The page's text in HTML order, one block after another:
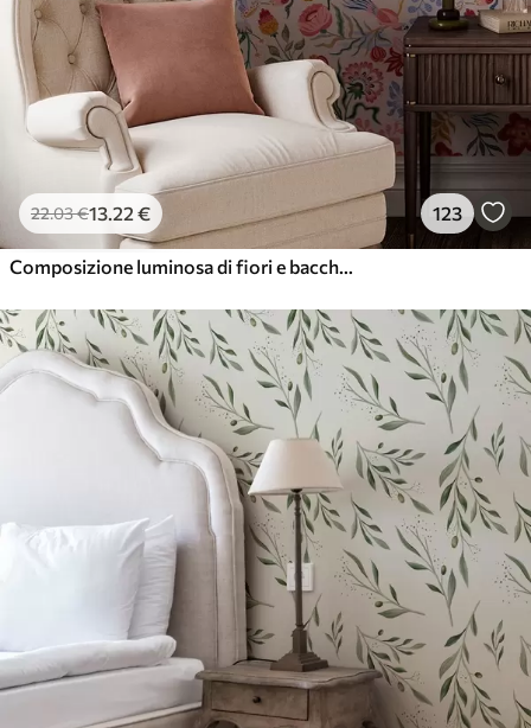
22.03€13.22 € 123
Composizione luminosa di fiori e bacche con pappagalli